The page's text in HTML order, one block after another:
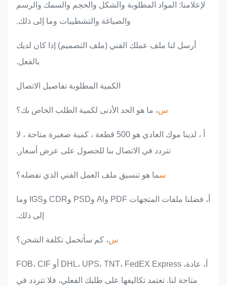
لإعلامنا: المواد المطلوبة والشكل والحجم والسمك والرسم
والصياغة والتشطيبات وما إلى ذلك.
أرسل لنا ملف عملك الفني (ملف التصميم) إذا كان لديك
بالفعل.
الكمية المطلوبة تفاصيل الاتصال
، ما هو الحد الأدنى لكمية الطلب الخاص بك؟
أ ، لدينا موك العادي هو 500 قطعة ، كمية صغيرة متاحة ، لا
تتردد في الاتصال بنا للحصول على عرض أسعار.
ما هو تنسيق ملف العمل الفني الذي تفضله؟
أ، فضلنا ملفات المتجهات PDF وAl وPSD وCDR وIGS وما
إلى ذلك.
، كم سأتحمل تكلفة الشحن؟
أ، عادة، DHL، UPS، TNT، FedEX Express أو FOB، CIF
متاحة لنا. تعتمد تكاليفها على طلبك الفعلي، فلا تتردد في